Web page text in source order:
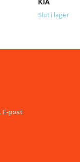
Slut i lager
E-post